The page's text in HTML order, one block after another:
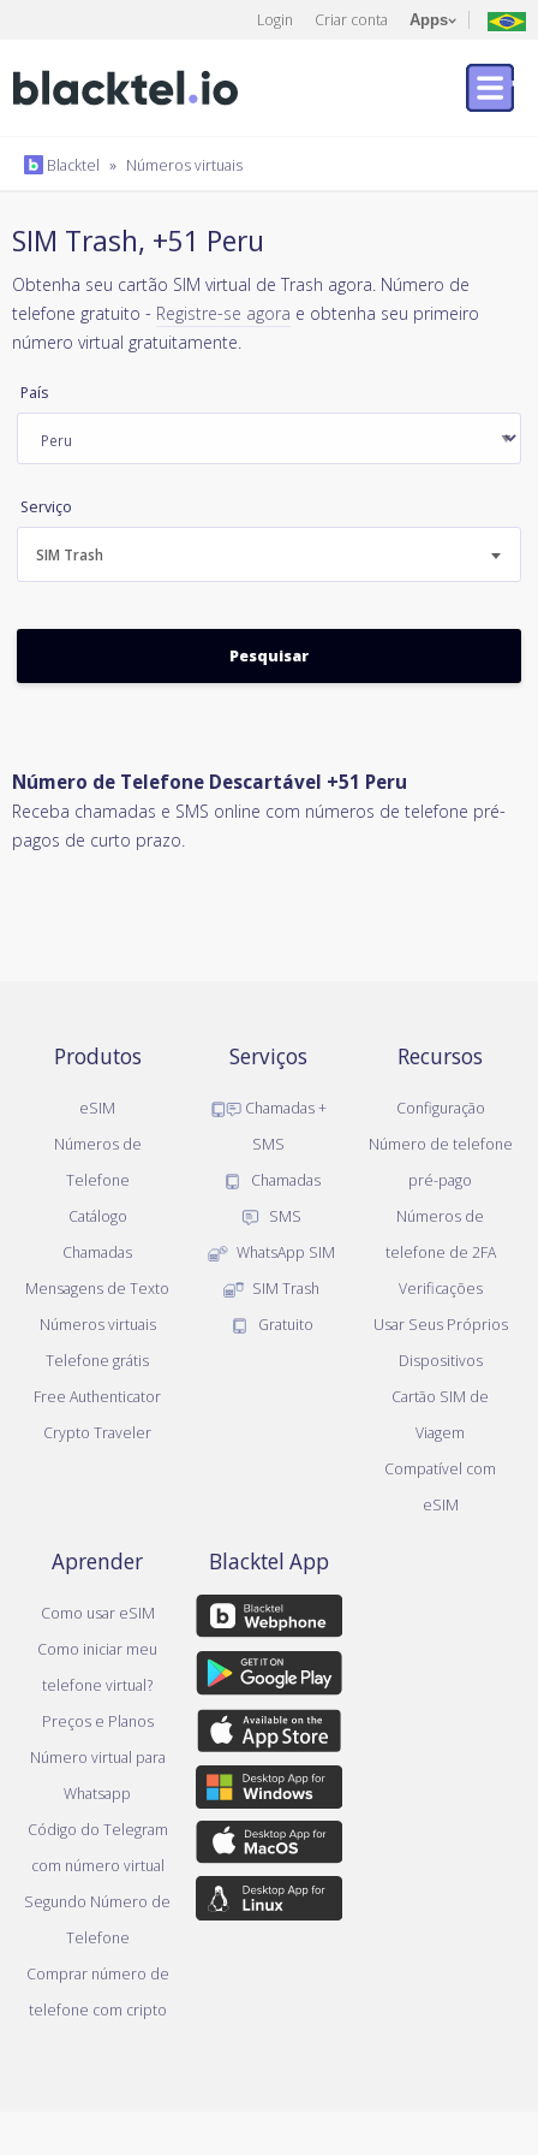
Login Criar conta Apps
Blacktel » Números virtuais
SIM Trash, +51 Peru
Obtenha seu cartão SIM virtual de Trash agora. Número de
telefone gratuito - Registre-se agora e obtenha seu primeiro
número virtual gratuitamente.
País
Serviço
SIM Trash
Número de Telefone Descartável +51 Peru
Receba chamadas e SMS online com números de telefone pré-
pagos de curto prazo.
Produtos
eSIM
Números de
Telefone
Catálogo
Chamadas
Mensagens de Texto
Números virtuais
Telefone grátis
Free Authenticator
Crypto Traveler
Serviços
Chamadas +
SMS
Chamadas
SMS
WhatsApp SIM
SIM Trash
Gratuito
Recursos
Configuração
Número de telefone
pré-pago
Números de
telefone de 2FA
Verificações
Usar Seus Próprios
Dispositivos
Cartão SIM de
Viagem
Compatível com
eSIM
Aprender
Como usar eSIM
Como iniciar meu
telefone virtual?
Preços e Planos
Número virtual para
Whatsapp
Código do Telegram
com número virtual
Segundo Número de
Telefone
Comprar número de
telefone com cripto
Blacktel App